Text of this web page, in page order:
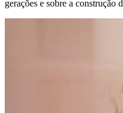
gerações e sobre a construção